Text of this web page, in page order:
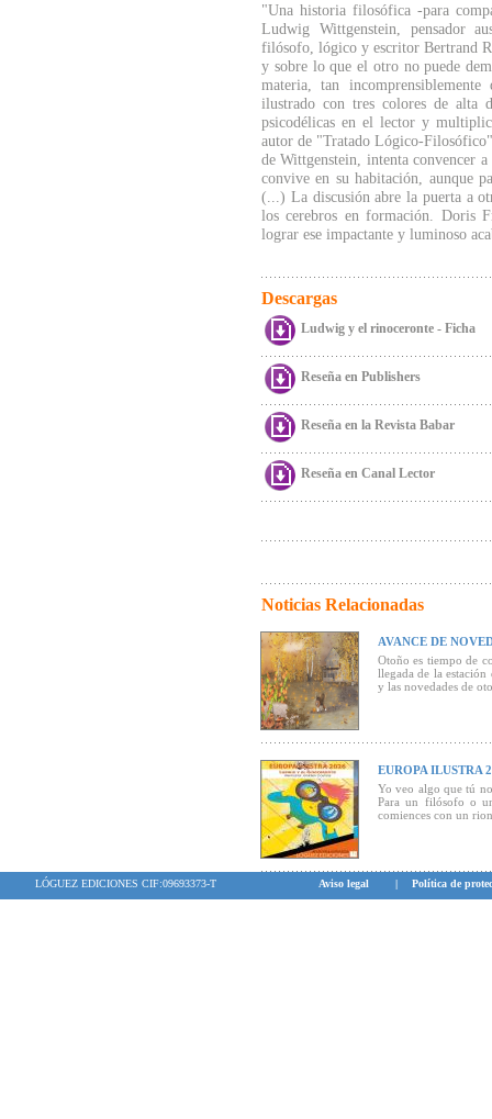
"Una historia filosófica -para
Ludwig Wittgenstein, pensador
filósofo, lógico y escritor Bertrand
y sobre lo que el otro no puede
materia, tan
ilustrado con tres colores de alta
psicodélicas en el lector y
autor de "Tratado Lógico-
de Wittgenstein, intenta convencer
convive en su habitación, aunque
(...) La discusión abre la puerta a
los cerebros en formación. Doris
lograr ese impactante y luminoso
Descargas
Ludwig y el rinoceronte - Ficha
Reseña en Publishers
Reseña en la Revista Babar
Reseña en Canal Lector
Noticias Relacionadas
AVANCE DE
Otoño es tiempo de
llegada de la
y las novedades de
EUROPA ILUSTRA
Yo veo algo que tú
Para un filósofo o
comiences con un
LÓGUEZ EDICIONES CIF:09693373-T Aviso legal | Política de